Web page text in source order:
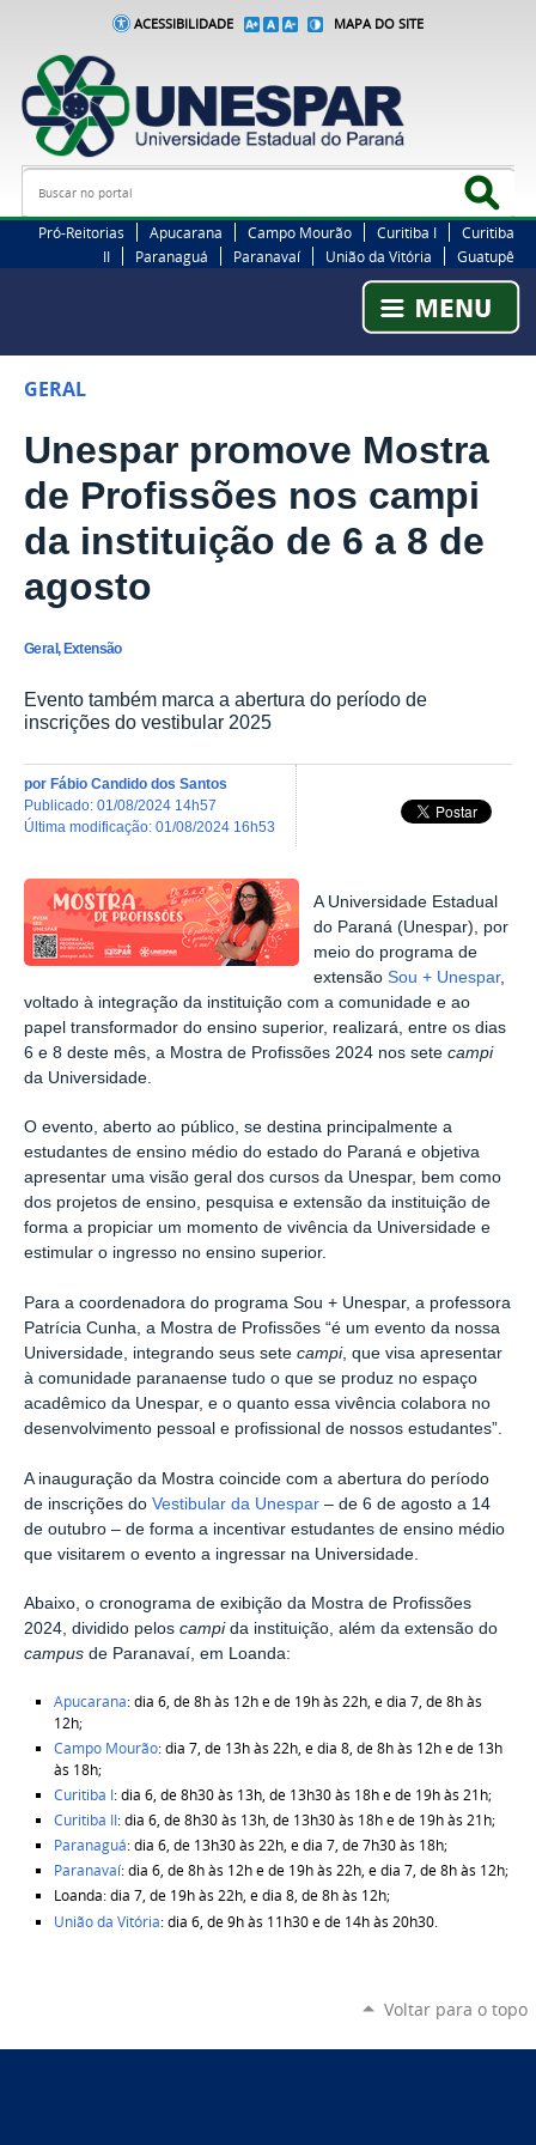
ACESSIBILIDADE MAPA DO SITE
Busca
Pró-Reitorias Apucarana Campo Mourão Curitiba I
Curitiba
II
Paranaguá Paranavaí União da Vitória Guatupê
GERAL
Unespar promove Mostra
de Profissões nos campi
da instituição de 6 a 8 de
agosto
Geral, Extensão
Evento também marca a abertura do período de
inscrições do vestibular 2025
por Fábio Candido dos Santos
publicado: 01/08/2024 14h57
última modificação: 01/08/2024 16h53
A Universidade Estadual
do Paraná (Unespar), por
meio do programa de
extensãoSou + Unespar,
voltado à integração da instituição com a comunidade e ao
papel transformador do ensino superior, realizará, entre os dias
6 e 8 deste mês, a Mostra de Profissões 2024 nos sete campi
da Universidade.
O evento, aberto ao público, se destina principalmente a
estudantes de ensino médio do estado do Paraná e objetiva
apresentar uma visão geral dos cursos da Unespar, bem como
dos projetos de ensino, pesquisa e extensão da instituição de
forma a propiciar um momento de vivência da Universidade e
estimular o ingresso no ensino superior.
Para a coordenadora do programa Sou + Unespar, a professora
Patrícia Cunha, a Mostra de Profissões “é um evento da nossa
Universidade, integrando seus sete campi, que visa apresentar
à comunidade paranaense tudo o que se produz no espaço
acadêmico da Unespar, e o quanto essa vivência colabora no
desenvolvimento pessoal e profissional de nossos estudantes”.
A inauguração da Mostra coincide com a abertura do período
de inscrições do Vestibular da Unespar – de 6 de agosto a 14
de outubro – de forma a incentivar estudantes de ensino médio
que visitarem o evento a ingressar na Universidade.
Abaixo, o cronograma de exibição da Mostra de Profissões
2024, dividido pelos campida instituição, além da extensão do
campus de Paranavaí, em Loanda:
Apucarana: dia 6, de 8h às 12h e de 19h às 22h, e dia 7, de 8h às
12h;
Campo Mourão: dia 7, de 13h às 22h, e dia 8, de 8h às 12h e de 13h
às 18h;
Curitiba I: dia 6, de 8h30 às 13h, de 13h30 às 18h e de 19h às 21h;
Curitiba II: dia 6, de 8h30 às 13h, de 13h30 às 18h e de 19h às 21h;
Paranaguá: dia 6, de 13h30 às 22h, e dia 7, de 7h30 às 18h;
Paranavaí: dia 6, de 8h às 12h e de 19h às 22h, e dia 7, de 8h às 12h;
Loanda: dia 7, de 19h às 22h, e dia 8, de 8h às 12h;
União da Vitória: dia 6, de 9h às 11h30 e de 14h às 20h30.
Voltar para o topo